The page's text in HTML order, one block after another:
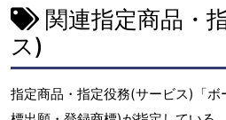
関連指定商品・
ス)
指定商品・指定役務(サービス)「